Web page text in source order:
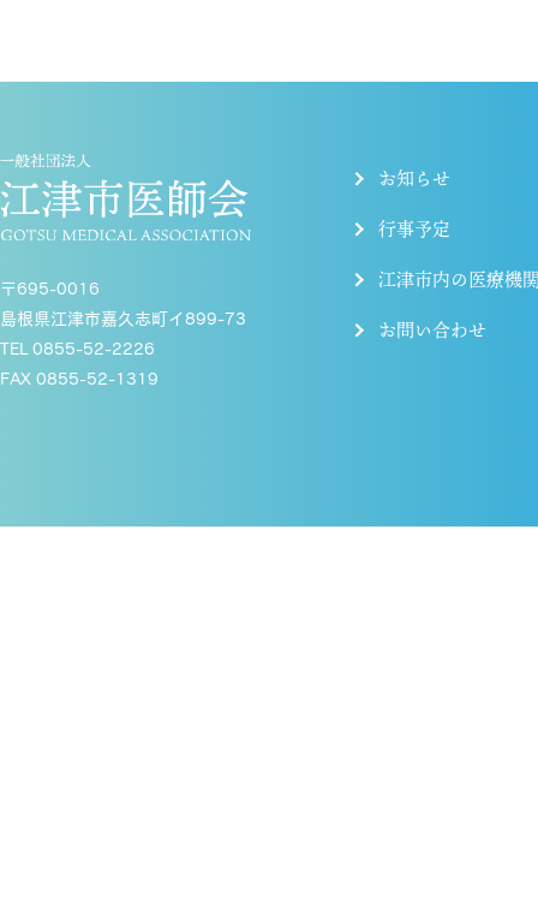
〒695-0016
島根県江津市嘉久志町イ899-73
TEL 0855-52-2226
FAX 0855-52-1319
お知らせ
行事予定
江津市内の医療機
お問い合わせ